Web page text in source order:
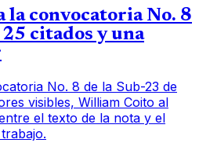
la convocatoria No. 8
citados y una
No. 8 de la Sub-23 de
visibles, William Coito al
el texto de la nota y el